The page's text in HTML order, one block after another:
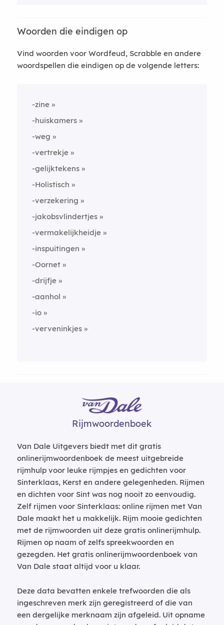
Woorden die eindigen op
Vind woorden voor Wordfeud, Scrabble en andere
woordspellen die eindigen op de volgende letters:
-zine
-huiskamers
-weg
-vertrekje
-gelijktekens
-Holistisch
-verzekering
-jakobsvlindertjes
-vermakelijkheidje
-inspuitingen
-Oornet
-drijfje
-aanhol
-io
-verveninkjes
Rijmwoordenboek
Van Dale Uitgevers biedt met dit gratis
onlinerijmwoordenboek de meest uitgebreide
rijmhulp voor leuke rijmpjes en gedichten voor
Sinterklaas, Kerst en andere gelegenheden. Rijmen
en dichten voor Sint was nog nooit zo eenvoudig.
Zelf rijmen voor Sinterklaas: online rijmen met Van
Dale maakt het u makkelijk. Rijm mooie gedichten
met de rijmwoorden uit deze gratis onlinerijmhulp.
Rijmen op naam of zelfs spreekwoorden en
gezegden. Het gratis onlinerijmwoordenboek van
Van Dale staat altijd voor u klaar.
Deze data bevatten enkele trefwoorden die als
ingeschreven merk zijn geregistreerd of die van
een dergelijke merknaam zijn afgeleid. Uit opname